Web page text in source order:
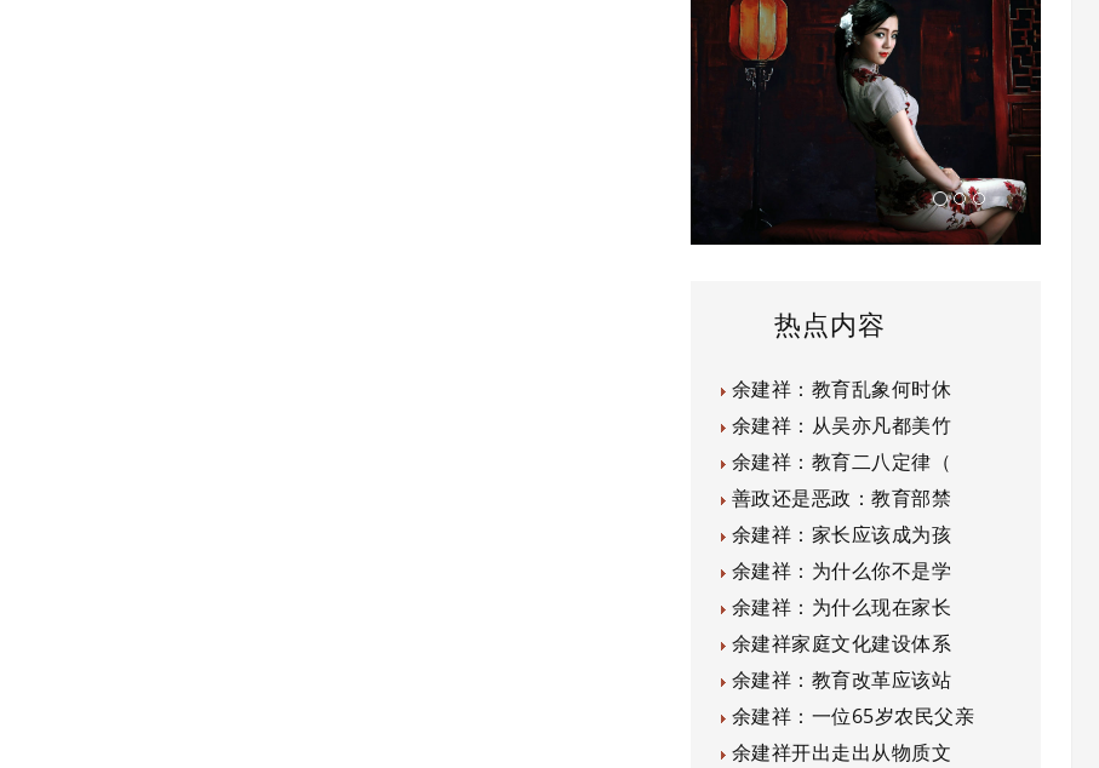
热点内容
余建祥：教育乱象何时休
余建祥：从吴亦凡都美竹
余建祥：教育二八定律（
善政还是恶政：教育部禁
余建祥：家长应该成为孩
余建祥：为什么你不是学
余建祥：为什么现在家长
余建祥家庭文化建设体系
余建祥：教育改革应该站
余建祥：一位65岁农民父亲
余建祥开出走出从物质文